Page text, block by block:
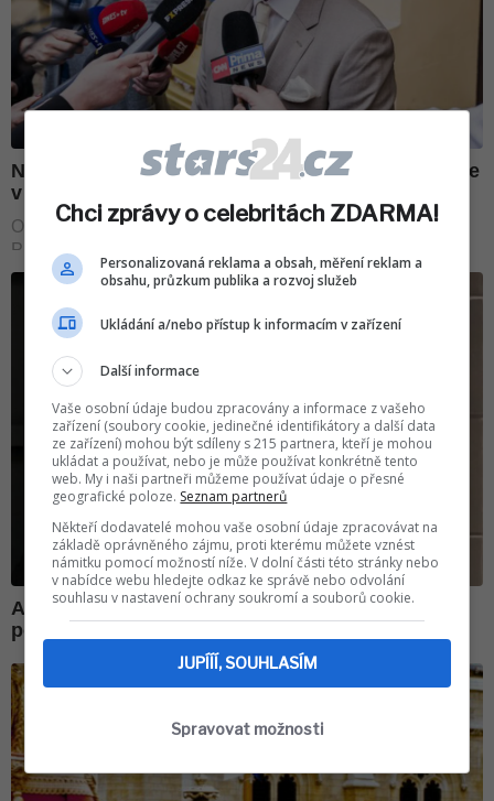
Chci zprávy o celebritách ZDARMA!
Personalizovaná reklama a obsah, měření reklam a
obsahu, průzkum publika a rozvoj služeb
Ukládání a/nebo přístup k informacím v zařízení
Další informace
Vaše osobní údaje budou zpracovány a informace z vašeho
zařízení (soubory cookie, jedinečné identifikátory a další data
ze zařízení) mohou být sdíleny s 215 partnera, kteří je mohou
ukládat a používat, nebo je může používat konkrétně tento
web. My i naši partneři můžeme používat údaje o přesné
geografické poloze. Seznam partnerů
Někteří dodavatelé mohou vaše osobní údaje zpracovávat na
základě oprávněného zájmu, proti kterému můžete vznést
námitku pomocí možností níže. V dolní části této stránky nebo
v nabídce webu hledejte odkaz ke správě nebo odvolání
souhlasu v nastavení ochrany soukromí a souborů cookie.
JUPÍÍÍ, SOUHLASÍM
Spravovat možnosti